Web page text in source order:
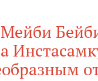
Мейби